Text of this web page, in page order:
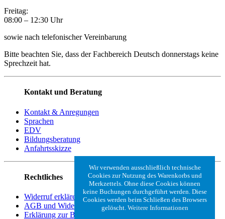
Freitag:
08:00 – 12:30 Uhr
sowie nach telefonischer Vereinbarung
Bitte beachten Sie, dass der Fachbereich Deutsch donnerstags keine
Sprechzeit hat.
Kontakt und Beratung
Kontakt & Anregungen
Sprachen
EDV
Bildungsberatung
Anfahrtsskizze
Rechtliches
Widerruf erklären
AGB und Widerrufsbelehrung
Erklärung zur Barrierefreiheit
Wir verwenden ausschließlich technische
Cookies zur Nutzung des Warenkorbs und
Merkzettels. Ohne diese Cookies können
keine Buchungen durchgeführt werden. Diese
Cookies werden beim Schließen des Browsers
gelöscht. Weitere Informationen